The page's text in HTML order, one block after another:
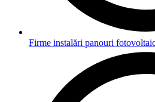
Firme instalări panouri